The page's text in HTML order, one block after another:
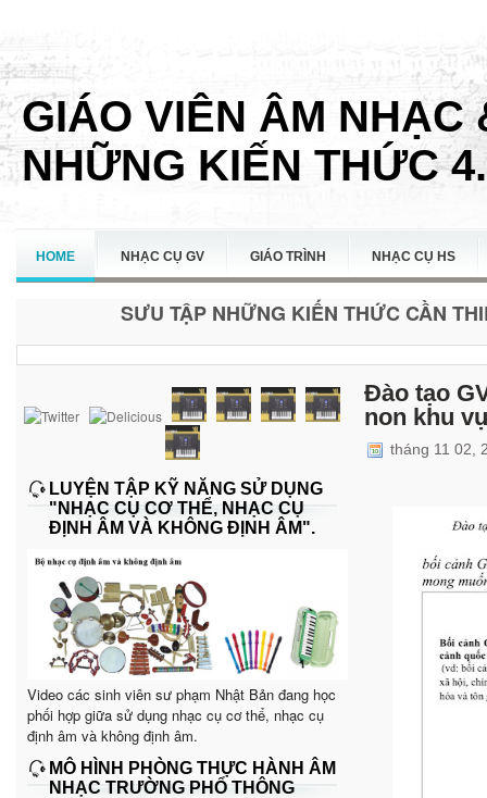
GIÁO VIÊN ÂM NHẠC
NHỮNG KIẾN THỨC
HOME NHẠC CỤ GV GIÁO TRÌNH NHẠC CỤ HS
SƯU TẬP NHỮNG KIẾN THỨC CẦN
LUYỆN TẬP KỸ NĂNG SỬ DỤNG
"NHẠC CỤ CƠ THỂ, NHẠC CỤ
ĐỊNH ÂM VÀ KHÔNG ĐỊNH ÂM".
Video các sinh viên sư phạm Nhật Bản đang học
phối hợp giữa sử dụng nhạc cụ cơ thể, nhạc cụ
định âm và không định âm.
MÔ HÌNH PHÒNG THỰC HÀNH ÂM
NHẠC TRƯỜNG PHỔ THÔNG
Đào tạo
non khu
tháng 11 02,